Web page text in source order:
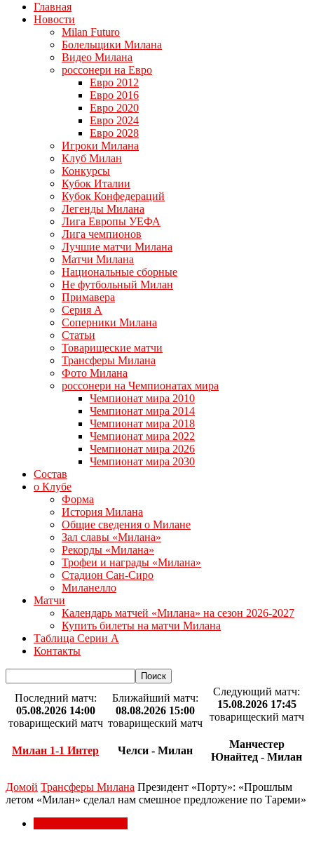
Главная
Новости
Milan Futuro
Болельщики Милана
Видео Милана
россонери на Евро
Евро 2012
Евро 2016
Евро 2020
Евро 2024
Евро 2028
Игроки Милана
Клуб Милан
Конкурсы
Кубок Италии
Кубок Конфедераций
Легенды Милана
Лига Европы УЕФА
Лига чемпионов
Лучшие матчи Милана
Матчи Милана
Национальные сборные
Не футбольный Милан
Примавера
Серия А
Соперники Милана
Статьи
Товарищеские матчи
Трансферы Милана
Фото Милана
россонери на Чемпионатах мира
Чемпионат мира 2010
Чемпионат мира 2014
Чемпионат мира 2018
Чемпионат мира 2022
Чемпионат мира 2026
Чемпионат мира 2030
Состав
о Клубе
Форма
История Милана
Общие сведения о Милане
Зал славы «Милана»
Рекорды «Милана»
Трофеи и награды «Милана»
Стадион Сан-Сиро
Миланелло
Матчи
Календарь матчей «Милана» на сезон 2026-2027
Купить билеты на матчи Милана
Таблица Серии А
Контакты
Последний матч:
05.08.2026 14:00
товарищеский матч
Милан 1-1 Интер
Ближайший матч:
08.08.2026 15:00
товарищеский матч
Челси - Милан
Следующий матч:
15.08.2026 17:45
товарищеский матч
Манчестер
Юнайтед - Милан
Домой Трансферы Милана Президент «Порту»: «Прошлым
летом «Милан» сделал нам смешное предложение по Тареми»